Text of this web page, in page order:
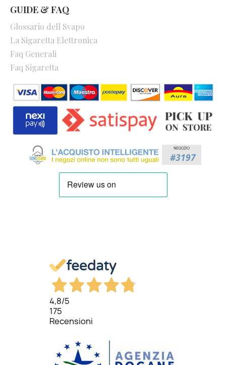
GUIDE & FAQ
Glossario dell Svapo
La Sigaretta Elettronica
Faq Generali
Faq Sigaretta
4,8/5
175
Recensioni